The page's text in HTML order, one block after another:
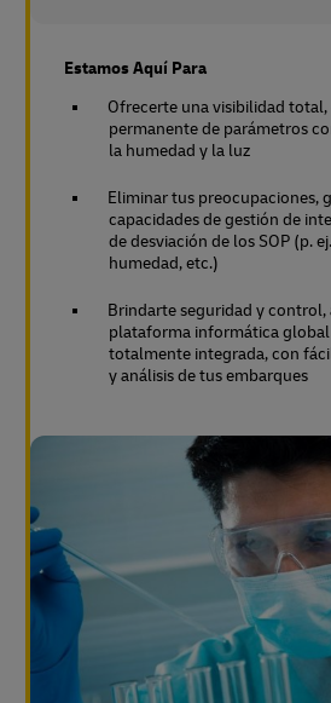
Estamos Aquí Para
Ofrecerte una visibilidad
permanente de parámetros
la humedad y la luz
Eliminar tus preocupaciones,
capacidades de gestión de
de desviación de los SOP (p.
humedad, etc.)
Brindarte seguridad y control,
plataforma informática global
totalmente integrada, con
y análisis de tus embarques